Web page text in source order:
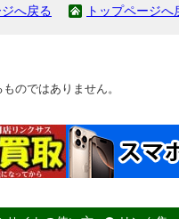
へ戻る トップページへ
のではありません。